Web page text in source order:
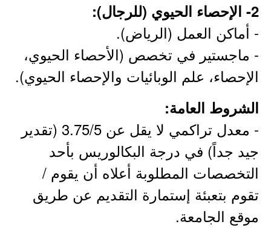
2- ​الإحصاء الحيوي (للرجال):
- أماكن العمل (الرياض).
- ​​​ماجستير في تخصص (الأحصاء الحيوي،
الإحصاء، علم الوبائيات والإحصاء الحيوي).
الشروط العامة:
- معدل تراكمي لا يقل عن 3.75/5 (تقدير
جيد جداً) في درجة البكالوريس بأحد
التخصصات المطلوبة أعلاه أن يقوم /
تقوم بتعبئة إستمارة التقديم عن طريق ​
موقع الجامعة.​